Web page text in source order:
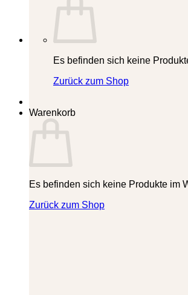
Es befinden sich keine
Zurück zum Shop
Warenkorb
Es befinden sich keine Produkte im
Zurück zum Shop